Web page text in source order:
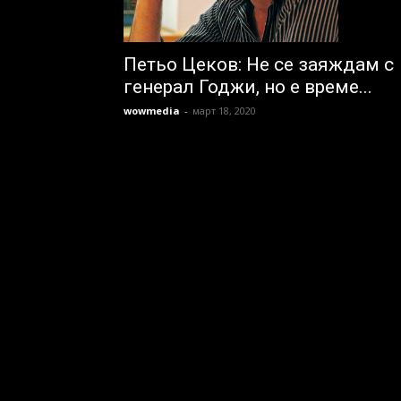
Петьо Цеков: Не се заяждам с
генерал Годжи, но е време...
wowmedia - март 18, 2020